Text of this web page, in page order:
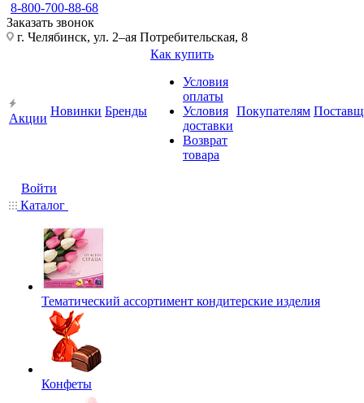
8-800-700-88-68
Заказать звонок
г. Челябинск, ул. 2–ая Потребительская, 8
Акции
Новинки Бренды
Как купить
Условия
оплаты
Условия
доставки
Возврат
товара
Покупателям
Войти
Каталог
Тематический ассортимент кондитерские изделия
Конфеты